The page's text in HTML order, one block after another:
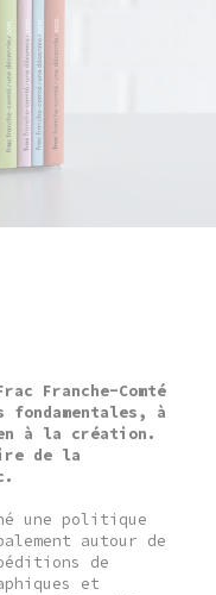
Franche-Comté
fondamentales, à
à la création.
de la
une politique
autour de
de
et